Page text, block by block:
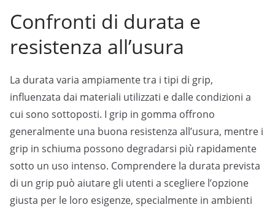
Confronti di durata e
resistenza all’usura
La durata varia ampiamente tra i tipi di grip,
influenzata dai materiali utilizzati e dalle condizioni a
cui sono sottoposti. I grip in gomma offrono
generalmente una buona resistenza all’usura, mentre i
grip in schiuma possono degradarsi più rapidamente
sotto un uso intenso. Comprendere la durata prevista
di un grip può aiutare gli utenti a scegliere l’opzione
giusta per le loro esigenze, specialmente in ambienti